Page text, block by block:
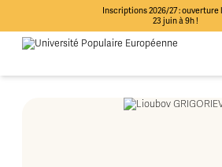
Inscriptions 2026/27 : ouverture
23 juin à 9h !